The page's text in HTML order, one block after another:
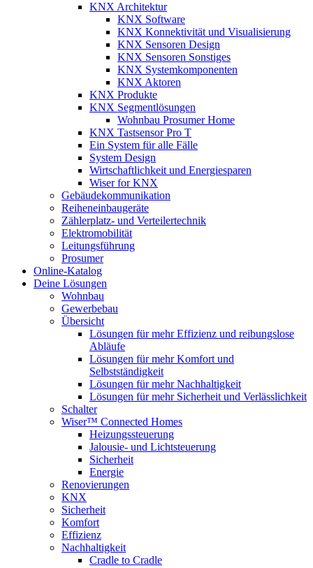
KNX Architektur
KNX Software
KNX Konnektivität und Visualisierung
KNX Sensoren Design
KNX Sensoren Sonstiges
KNX Systemkomponenten
KNX Aktoren
KNX Produkte
KNX Segmentlösungen
Wohnbau Prosumer Home
KNX Tastsensor Pro T
Ein System für alle Fälle
System Design
Wirtschaftlichkeit und Energiesparen
Wiser for KNX
Gebäudekommunikation
Reiheneinbaugeräte
Zählerplatz- und Verteilertechnik
Elektromobilität
Leitungsführung
Prosumer
Online-Katalog
Deine Lösungen
Wohnbau
Gewerbebau
Übersicht
Lösungen für mehr Effizienz und reibungslose
Abläufe
Lösungen für mehr Komfort und
Selbstständigkeit
Lösungen für mehr Nachhaltigkeit
Lösungen für mehr Sicherheit und Verlässlichkeit
Schalter
Wiser™ Connected Homes
Heizungssteuerung
Jalousie- und Lichtsteuerung
Sicherheit
Energie
Renovierungen
KNX
Sicherheit
Komfort
Effizienz
Nachhaltigkeit
Cradle to Cradle